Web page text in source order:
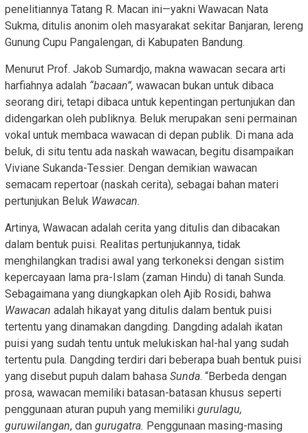
penelitiannya Tatang R. Macan ini—yakni Wawacan Nata
Sukma, ditulis anonim oleh masyarakat sekitar Banjaran, lereng
Gunung Cupu Pangalengan, di Kabupaten Bandung.
Menurut Prof. Jakob Sumardjo, makna wawacan secara arti
harfiahnya adalah “bacaan”, wawacan bukan untuk dibaca
seorang diri, tetapi dibaca untuk kepentingan pertunjukan dan
didengarkan oleh publiknya. Beluk merupakan seni permainan
vokal untuk membaca wawacan di depan publik. Di mana ada
beluk, di situ tentu ada naskah wawacan, begitu disampaikan
Viviane Sukanda-Tessier. Dengan demikian wawacan
semacam repertoar (naskah cerita), sebagai bahan materi
pertunjukan Beluk Wawacan.
Artinya, Wawacan adalah cerita yang ditulis dan dibacakan
dalam bentuk puisi. Realitas pertunjukannya, tidak
menghilangkan tradisi awal yang terkoneksi dengan sistim
kepercayaan lama pra-Islam (zaman Hindu) di tanah Sunda.
Sebagaimana yang diungkapkan oleh Ajib Rosidi, bahwa
Wawacan adalah hikayat yang ditulis dalam bentuk puisi
tertentu yang dinamakan dangding. Dangding adalah ikatan
puisi yang sudah tentu untuk melukiskan hal-hal yang sudah
tertentu pula. Dangding terdiri dari beberapa buah bentuk puisi
yang disebut pupuh dalam bahasa Sunda. “Berbeda dengan
prosa, wawacan memiliki batasan-batasan khusus seperti
penggunaan aturan pupuh yang memiliki gurulagu,
guruwilangan, dan gurugatra. Penggunaan masing-masing